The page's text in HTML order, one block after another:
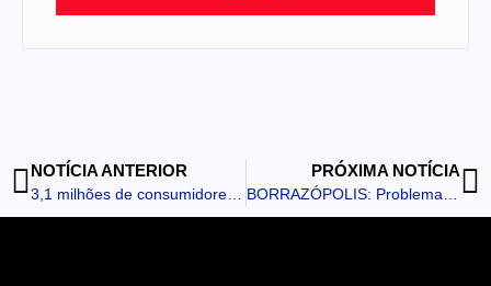
NOTÍCIA ANTERIOR PRÓXIMA NOTÍCIA